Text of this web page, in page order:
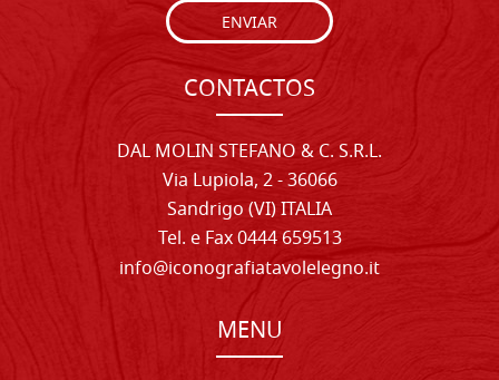
ENVIAR
CONTACTOS
DAL MOLIN STEFANO & C. S.R.L.
Via Lupiola, 2 - 36066
Sandrigo (VI) ITALIA
Tel. e Fax 0444 659513
info@iconografiatavolelegno.it
MENU